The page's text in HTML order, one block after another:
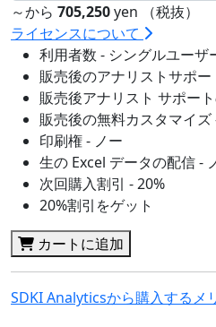
～から 705,250yen （税抜）
ライセンスについて
利用者数 - シングルユーザ
販売後のアナリストサポー
販売後アナリスト サポー
販売後の無料カスタマイズ
印刷権 - ノー
生の Excel データの配信 -
次回購入割引 - 20%
20%割引をゲット
カートに追加
SDKI Analyticsから購入するメ